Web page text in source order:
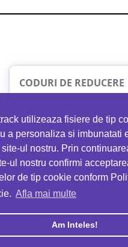
utilizeaza fisiere de tip
a personaliza si imbunatati
site-ul nostru. Prin
ul nostru confirmi
de tip cookie conform
Afla mai multe
Am Inteles!
CODURI DE REDUCERE
Ai40%reducere la
folosind codul